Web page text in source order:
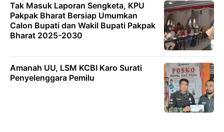
Tak Masuk Laporan Sengketa, KPU
Pakpak Bharat Bersiap Umumkan
Calon Bupati dan Wakil Bupati Pakpak
Bharat 2025-2030
Amanah UU, LSM KCBI Karo Surati
Penyelenggara Pemilu